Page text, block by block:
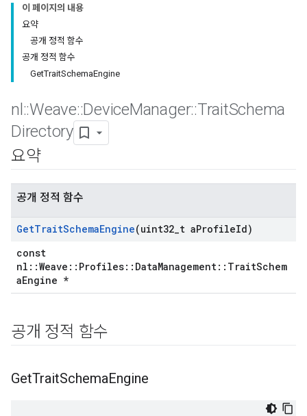
이 페이지의 내용
요약
공개 정적 함수
공개 정적 함수
GetTraitSchemaEngine
nl ::Weave::DeviceManager::TraitSchema
Directory
요약
공개 정적 함수
GetTraitSchemaEngine(uint32 t aProfileId)
const
nl::Weave::Profiles::DataManagement::TraitSchem
aEngine *
공개 정적 함수
GetTraitSchemaEngine